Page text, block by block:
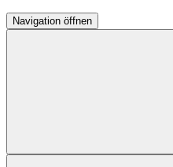
Navigation öffnen